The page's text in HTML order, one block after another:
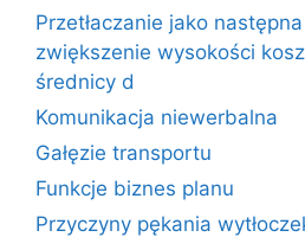
Przetłaczanie jako
zwiększenie wysokości
średnicy d
Komunikacja niewerbalna
Gałęzie transportu
Funkcje biznes planu
Przyczyny pękania